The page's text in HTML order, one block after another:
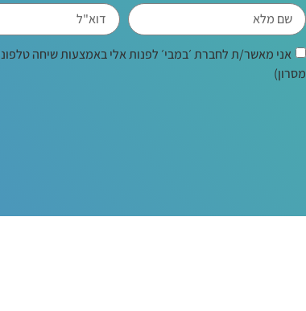
אני מאשר/ת לחברת ׳במבי׳ לפנות אלי באמצעות שיחה
מסרון)